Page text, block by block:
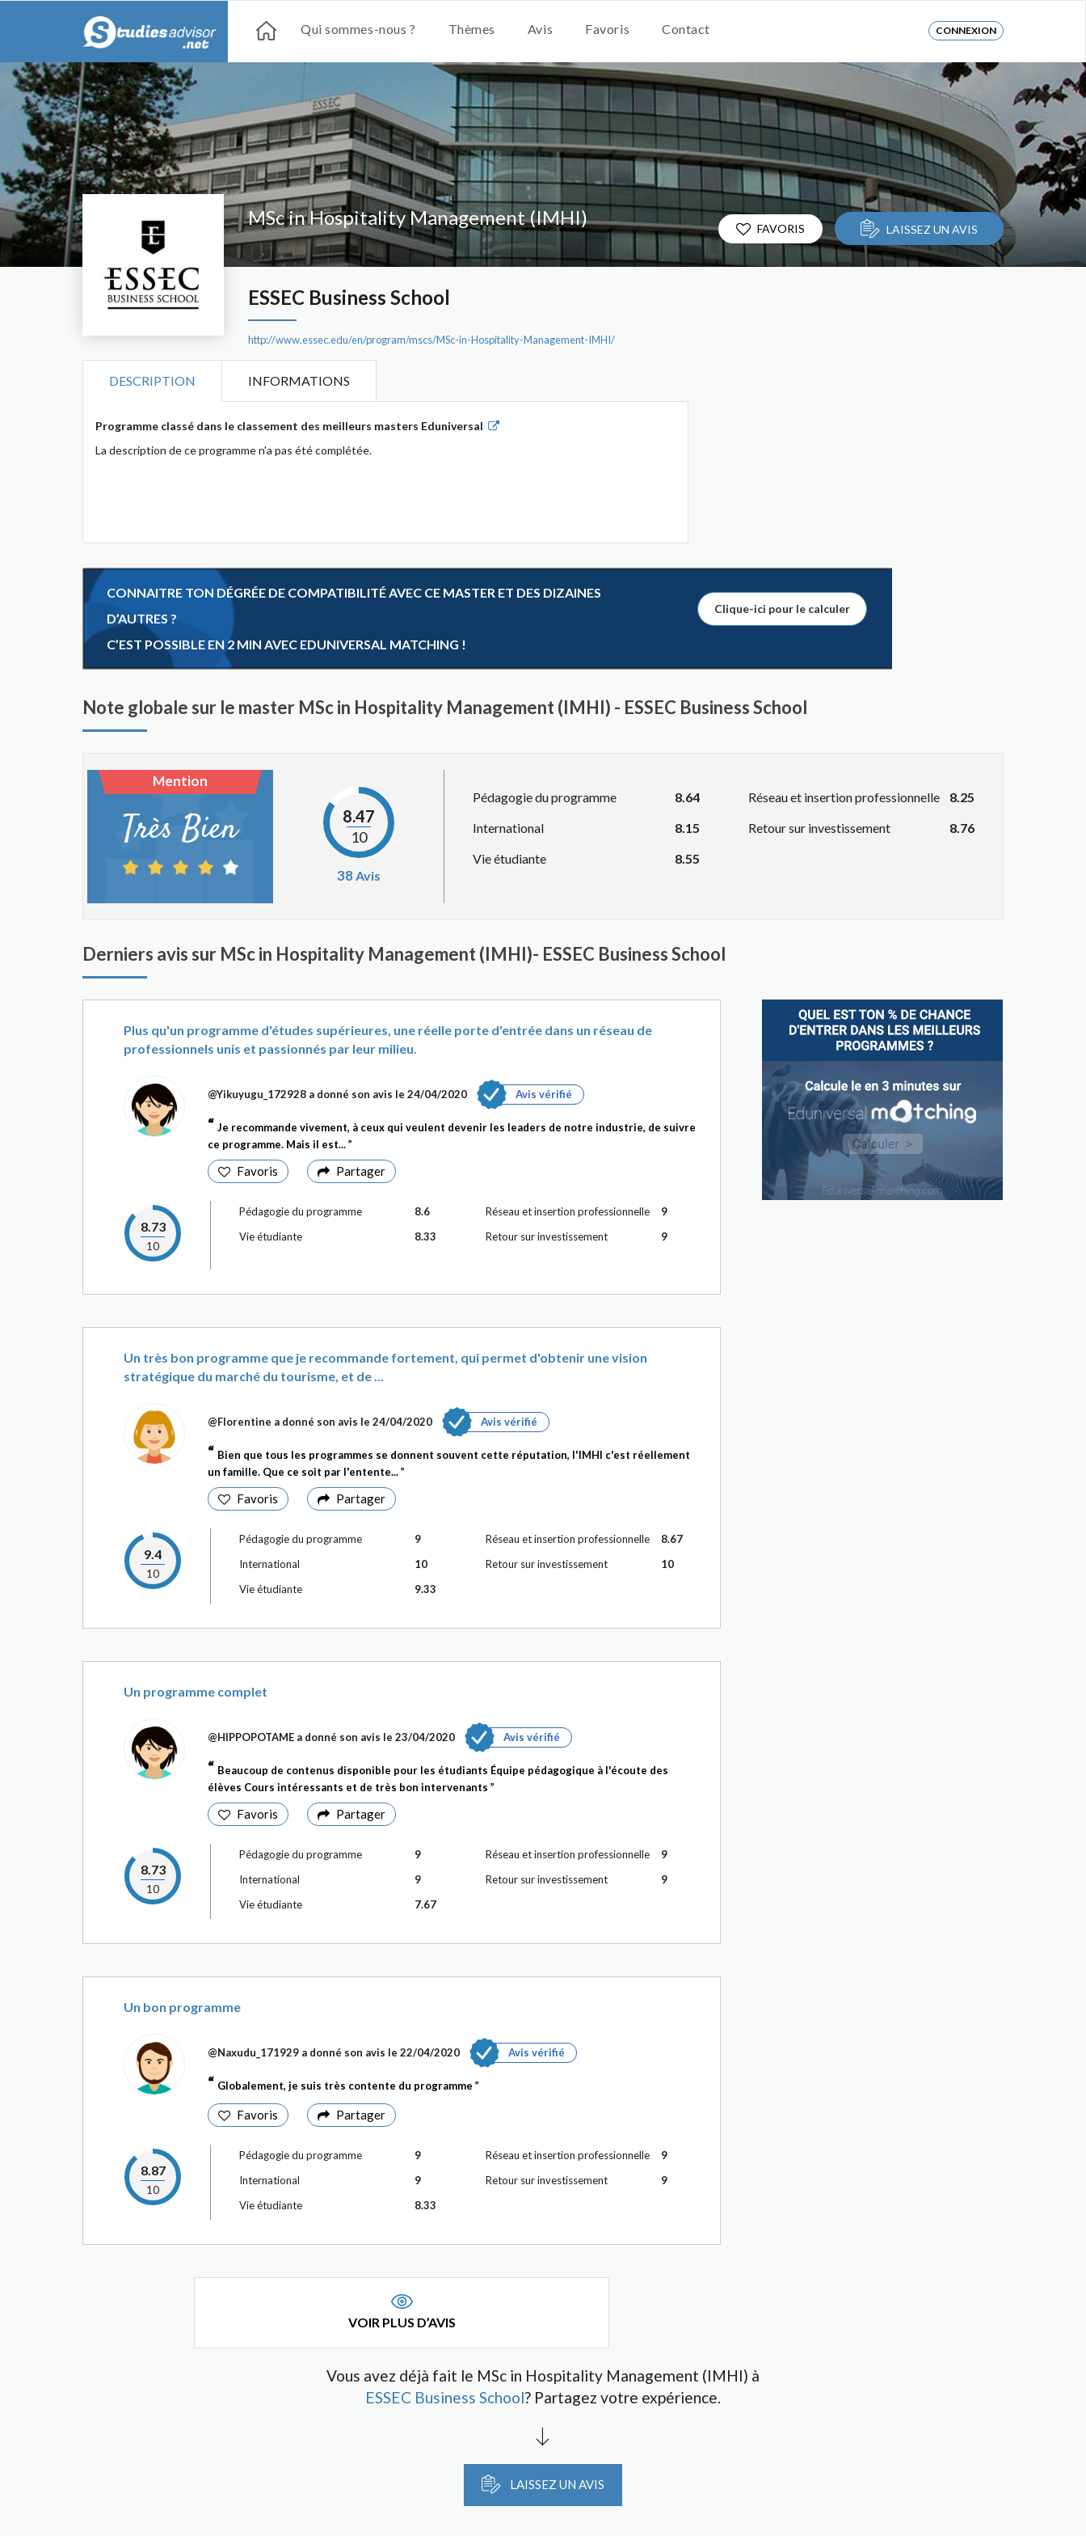
Qui sommes-nous ? Thèmes Avis Favoris Contact CONNEXION
MSc in Hospitality Management (IMHI)
ESSEC Business School
http://www.essec.edu/en/program/mscs/MSc-in-Hospitality-Management-IMHI/
FAVORIS LAISSEZ UN AVIS
DESCRIPTION INFORMATIONS
Programme classé dans le classement des meilleurs masters Eduniversal
La description de ce programme n'a pas été complétée.
CONNAITRE TON DÉGRÉE DE COMPATIBILITÉ AVEC CE MASTER ET DES DIZAINES
D’AUTRES ?
C’EST POSSIBLE EN 2 MIN AVEC EDUNIVERSAL MATCHING !
Clique-ici pour le calculer
Note globale sur le master MSc in Hospitality Management (IMHI) - ESSEC Business School
Mention
Très Bien 8.47
10
38 Avis
Pédagogie du programme
8.64
International
8.15
Vie étudiante
8.55
Réseau et insertion professionnelle
8.25
Retour sur investissement
8.76
Derniers avis sur MSc in Hospitality Management (IMHI)- ESSEC Business School
Plus qu'un programme d'études supérieures, une réelle porte d'entrée dans un réseau de
professionnels unis et passionnés par leur milieu.
@Yikuyugu_172928 a donné son avis le 24/04/2020 Avis vérifié
Je recommande vivement, à ceux qui veulent devenir les leaders de notre industrie, de suivre
ce programme. Mais il est...
Favoris Partager
8.73
10
Pédagogie du programme
8.6
Vie étudiante
8.33
Réseau et insertion professionnelle
9
Retour sur investissement
9
Un très bon programme que je recommande fortement, qui permet d'obtenir une vision
stratégique du marché du tourisme, et de ...
@Florentine a donné son avis le 24/04/2020 Avis vérifié
Bien que tous les programmes se donnent souvent cette réputation, l'IMHI c'est réellement
un famille. Que ce soit par l'entente...
Favoris Partager
9.4
10
Pédagogie du programme
9
International
10
Vie étudiante
9.33
Réseau et insertion professionnelle
8.67
Retour sur investissement
10
Un programme complet
@HIPPOPOTAME a donné son avis le 23/04/2020 Avis vérifié
Beaucoup de contenus disponible pour les étudiants Équipe pédagogique à l'écoute des
élèves Cours intéressants et de très bon intervenants
Favoris Partager
8.73
10
Pédagogie du programme
9
International
9
Vie étudiante
7.67
Réseau et insertion professionnelle
9
Retour sur investissement
9
Un bon programme
@Naxudu_171929 a donné son avis le 22/04/2020 Avis vérifié
Globalement, je suis très contente du programme
Favoris Partager
8.87
10
Pédagogie du programme
9
International
9
Vie étudiante
8.33
Réseau et insertion professionnelle
9
Retour sur investissement
9
VOIR PLUS D’AVIS
Vous avez déjà fait le MSc in Hospitality Management (IMHI) à
ESSEC Business School? Partagez votre expérience.
LAISSEZ UN AVIS